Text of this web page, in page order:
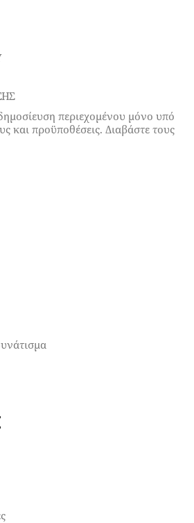
περιεχομένου μόνο υπό
και προϋποθέσεις. Διαβάστε τους